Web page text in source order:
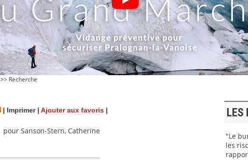
>> Recherche
| Imprimer| Ajouter aux favoris|
pour Sanson-Stern, Catherine
LES
"Le
les